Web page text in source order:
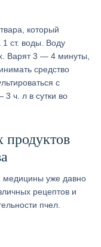
который
1 ст. воды. Воду
Варят 3 — 4 минуты,
средство
с
3 ч. л в сутки во
продуктов
медицины уже давно
рецептов и
пчел.